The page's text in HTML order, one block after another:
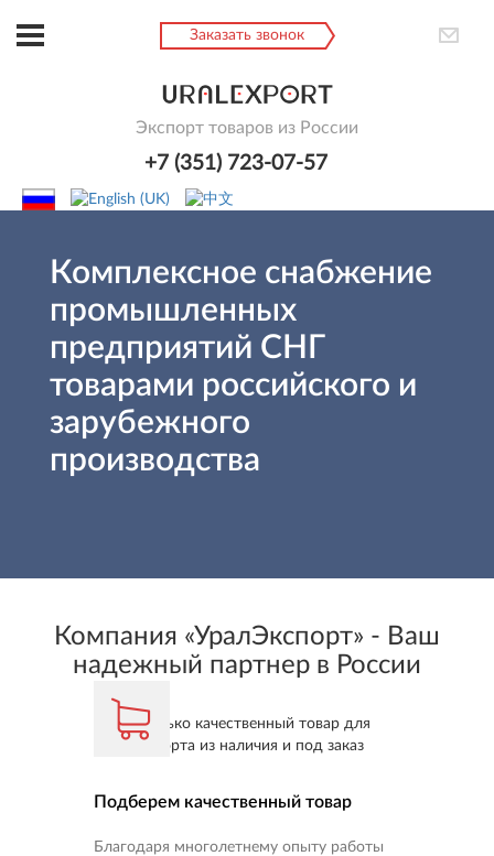
Заказать звонок
Экспорт товаров из России
+7 (351) 723-07-57
Комплексное снабжение
промышленных
предприятий СНГ
товарами российского и
зарубежного
производства
Компания «УралЭкспорт» - Ваш
надежный партнер в России
Подберем качественный товар
Благодаря многолетнему опыту работы